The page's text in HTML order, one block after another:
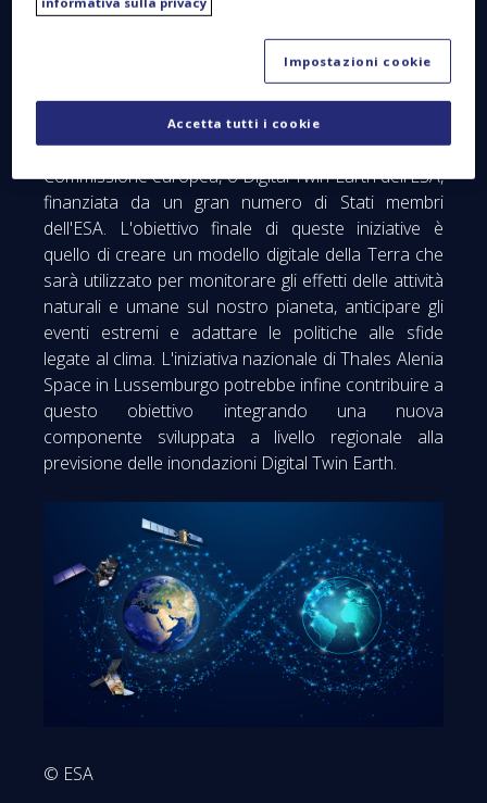
un'ampia varietà di utenti di esplorare gli effetti dei
cambiamenti climatici sulle diverse componenti del
sistema terrestre e di valutare le possibili strategie
di adattamento e mitigazione. In Europa esistono
diverse iniziative istituzionali strutturali in questo
settore, come Destination Earth, finanziata dalla
Commissione europea, o Digital Twin Earth dell'ESA,
finanziata da un gran numero di Stati membri
dell'ESA. L'obiettivo finale di queste iniziative è
quello di creare un modello digitale della Terra che
sarà utilizzato per monitorare gli effetti delle attività
naturali e umane sul nostro pianeta, anticipare gli
eventi estremi e adattare le politiche alle sfide
legate al clima. L'iniziativa nazionale di Thales Alenia
Space in Lussemburgo potrebbe infine contribuire a
questo obiettivo integrando una nuova
componente sviluppata a livello regionale alla
previsione delle inondazioni Digital Twin Earth.
© ESA
Impostazioni cookie
Accetta tutti i cookie